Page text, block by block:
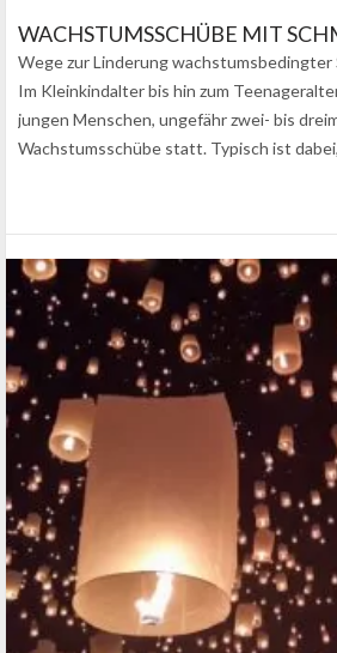
Wege zur Linderung wachstumsbedingter
Im Kleinkindalter bis hin zum
jungen Menschen, ungefähr zwei- bis
Wachstumsschübe statt. Typisch ist